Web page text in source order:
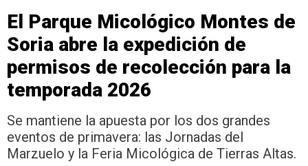
El Parque Micológico Montes de
Soria abre la expedición de
permisos de recolección para la
temporada 2026
Se mantiene la apuesta por los dos grandes
eventos de primavera: las Jornadas del
Marzuelo y la Feria Micológica de Tierras Altas.